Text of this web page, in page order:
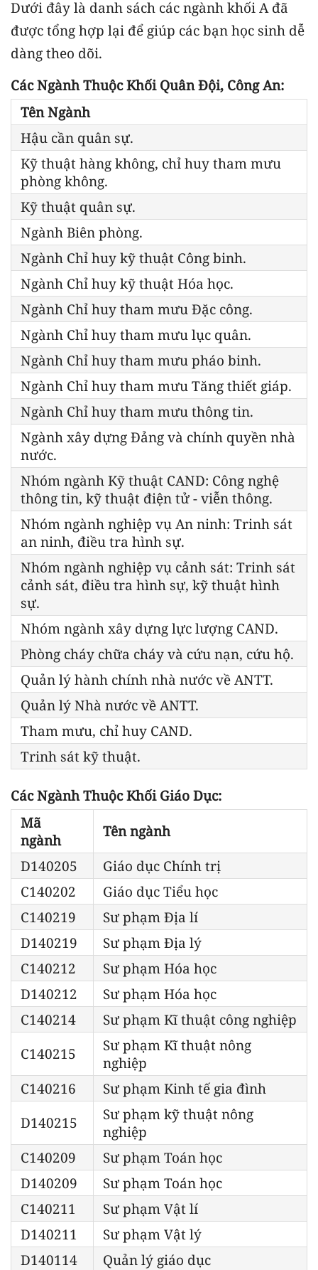
Dưới đây là danh sách các ngành khối A đã
được tổng hợp lại để giúp các bạn học sinh dễ
dàng theo dõi.
Các Ngành Thuộc Khối Quân Đội, Công An:
Tên Ngành
Hậu cần quân sự.
Kỹ thuật hàng không, chỉ huy tham mưu
phòng không.
Kỹ thuật quân sự.
Ngành Biên phòng.
Ngành Chỉ huy kỹ thuật Công binh.
Ngành Chỉ huy kỹ thuật Hóa học.
Ngành Chỉ huy tham mưu Đặc công.
Ngành Chỉ huy tham mưu lục quân.
Ngành Chỉ huy tham mưu pháo binh.
Ngành Chỉ huy tham mưu Tăng thiết giáp.
Ngành Chỉ huy tham mưu thông tin.
Ngành xây dựng Đảng và chính quyền nhà
nước.
Nhóm ngành Kỹ thuật CAND: Công nghệ
thông tin, kỹ thuật điện tử - viễn thông.
Nhóm ngành nghiệp vụ An ninh: Trinh sát
an ninh, điều tra hình sự.
Nhóm ngành nghiệp vụ cảnh sát: Trinh sát
cảnh sát, điều tra hình sự, kỹ thuật hình
sự.
Nhóm ngành xây dựng lực lượng CAND.
Phòng cháy chữa cháy và cứu nạn, cứu hộ.
Quản lý hành chính nhà nước về ANTT.
Quản lý Nhà nước về ANTT.
Tham mưu, chỉ huy CAND.
Trinh sát kỹ thuật.
Các Ngành Thuộc Khối Giáo Dục:
Mã
ngành
Tên ngành
D140205
Giáo dục Chính trị
C140202
Giáo dục Tiểu học
C140219
Sư phạm Địa lí
D140219
Sư phạm Địa lý
C140212
Sư phạm Hóa học
D140212
Sư phạm Hóa học
C140214
Sư phạm Kĩ thuật công nghiệp
C140215
Sư phạm Kĩ thuật nông
nghiệp
C140216
Sư phạm Kinh tế gia đình
D140215
Sư phạm kỹ thuật nông
nghiệp
C140209
Sư phạm Toán học
D140209
Sư phạm Toán học
C140211
Sư phạm Vật lí
D140211
Sư phạm Vật lý
D140114
Quản lý giáo dục